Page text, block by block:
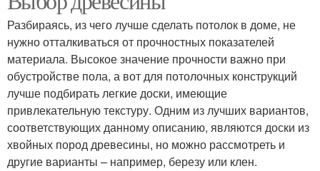
Разбираясь, из чего лучше сделать потолок в доме, не
нужно отталкиваться от прочностных показателей
материала. Высокое значение прочности важно при
обустройстве пола, а вот для потолочных конструкций
лучше подбирать легкие доски, имеющие
привлекательную текстуру. Одним из лучших вариантов,
соответствующих данному описанию, являются доски из
хвойных пород древесины, но можно рассмотреть и
другие варианты – например, березу или клен.